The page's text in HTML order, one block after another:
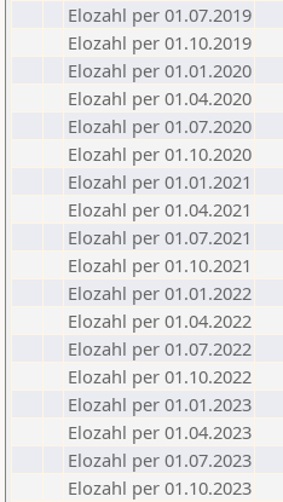
Elozahl per 01.07.2019
Elozahl per 01.10.2019
Elozahl per 01.01.2020
Elozahl per 01.04.2020
Elozahl per 01.07.2020
Elozahl per 01.10.2020
Elozahl per 01.01.2021
Elozahl per 01.04.2021
Elozahl per 01.07.2021
Elozahl per 01.10.2021
Elozahl per 01.01.2022
Elozahl per 01.04.2022
Elozahl per 01.07.2022
Elozahl per 01.10.2022
Elozahl per 01.01.2023
Elozahl per 01.04.2023
Elozahl per 01.07.2023
Elozahl per 01.10.2023